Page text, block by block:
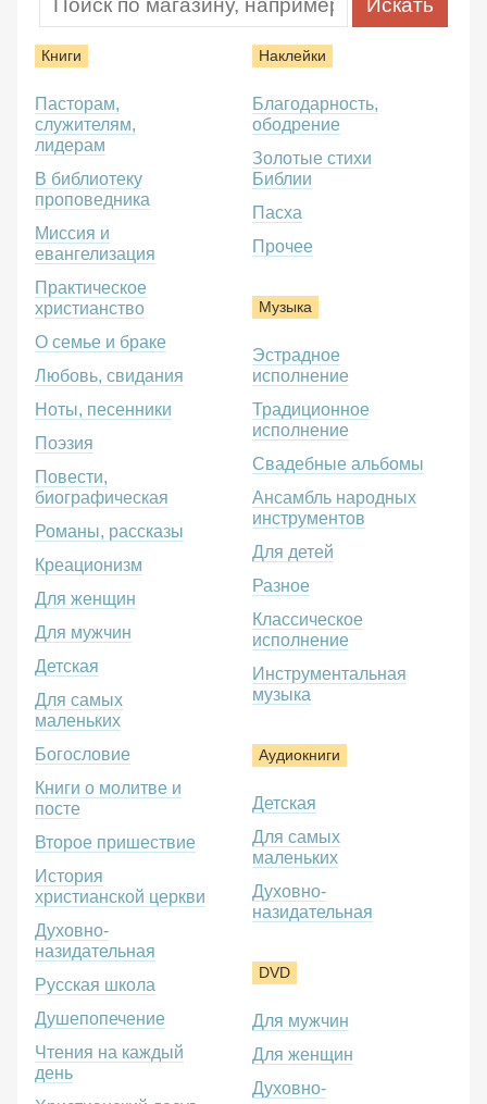
Книги
Пасторам,
служителям,
лидерам
В библиотеку
проповедника
Миссия и
евангелизация
Практическое
христианство
О семье и браке
Любовь, свидания
Ноты, песенники
Поэзия
Повести,
биографическая
Романы, рассказы
Креационизм
Для женщин
Для мужчин
Детская
Для самых
маленьких
Богословие
Книги о молитве и
посте
Второе пришествие
История
христианской церкви
Духовно-
назидательная
Русская школа
Душепопечение
Чтения на каждый
день
Наклейки
Благодарность,
ободрение
Золотые стихи
Библии
Пасха
Прочее
Музыка
Эстрадное
исполнение
Традиционное
исполнение
Свадебные альбомы
Ансамбль народных
инструментов
Для детей
Разное
Классическое
исполнение
Инструментальная
музыка
Аудиокниги
Детская
Для самых
маленьких
Духовно-
назидательная
DVD
Для мужчин
Для женщин
Духовно-